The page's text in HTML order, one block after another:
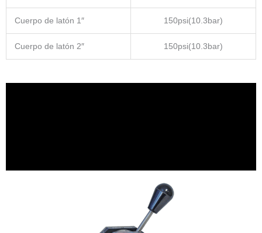
Cuerpo de latón 1″ 150psi(10.3bar)
Cuerpo de latón 2″ 150psi(10.3bar)